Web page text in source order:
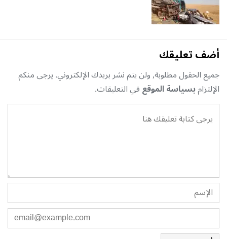
أضف تعليقك
جميع الحقول مطلوبة, ولن يتم نشر بريدك الإلكتروني. يرجى منكم
الإلتزامبسياسة الموقعفي التعليقات.